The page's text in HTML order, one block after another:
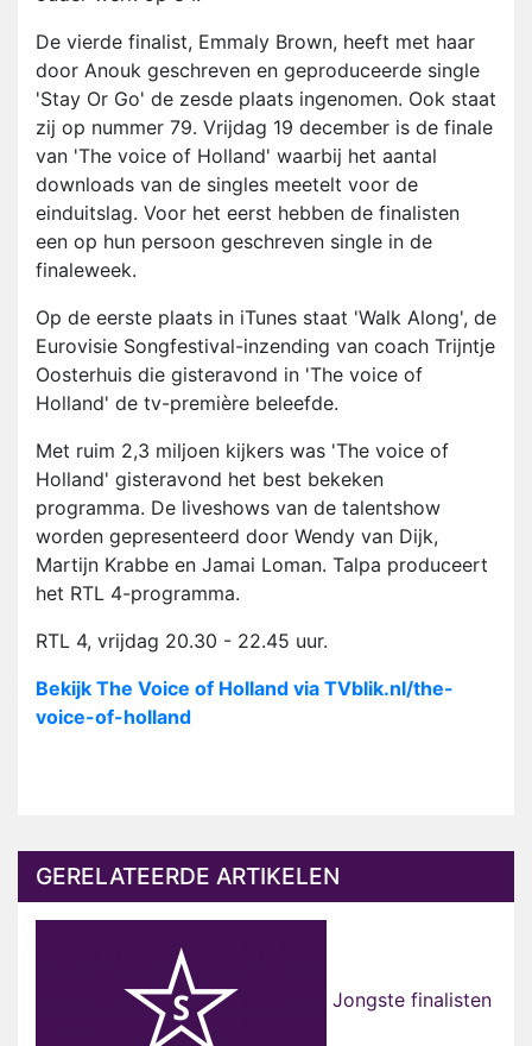
De vierde finalist, Emmaly Brown, heeft met haar
door Anouk geschreven en geproduceerde single
'Stay Or Go' de zesde plaats ingenomen. Ook staat
zij op nummer 79. Vrijdag 19 december is de finale
van 'The voice of Holland' waarbij het aantal
downloads van de singles meetelt voor de
einduitslag. Voor het eerst hebben de finalisten
een op hun persoon geschreven single in de
finaleweek.
Op de eerste plaats in iTunes staat 'Walk Along', de
Eurovisie Songfestival-inzending van coach Trijntje
Oosterhuis die gisteravond in 'The voice of
Holland' de tv-première beleefde.
Met ruim 2,3 miljoen kijkers was 'The voice of
Holland' gisteravond het best bekeken
programma. De liveshows van de talentshow
worden gepresenteerd door Wendy van Dijk,
Martijn Krabbe en Jamai Loman. Talpa produceert
het RTL 4-programma.
RTL 4, vrijdag 20.30 - 22.45 uur.
Bekijk The Voice of Holland via TVblik.nl/the-
voice-of-holland
GERELATEERDE ARTIKELEN
Jongste finalisten